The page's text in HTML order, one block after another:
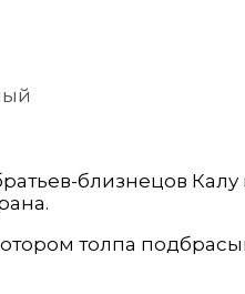
близнецов
толпа